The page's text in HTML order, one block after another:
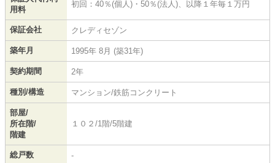
用料
初回：40％(個人)・50％(法人)、以降１年毎１万円
保証会社 クレディセゾン
築年月 1995年 8月 (築31年)
契約期間 2年
種別/構造 マンション/鉄筋コンクリート
部屋/
所在階/
階建
１０２/1階/5階建
総戸数 -